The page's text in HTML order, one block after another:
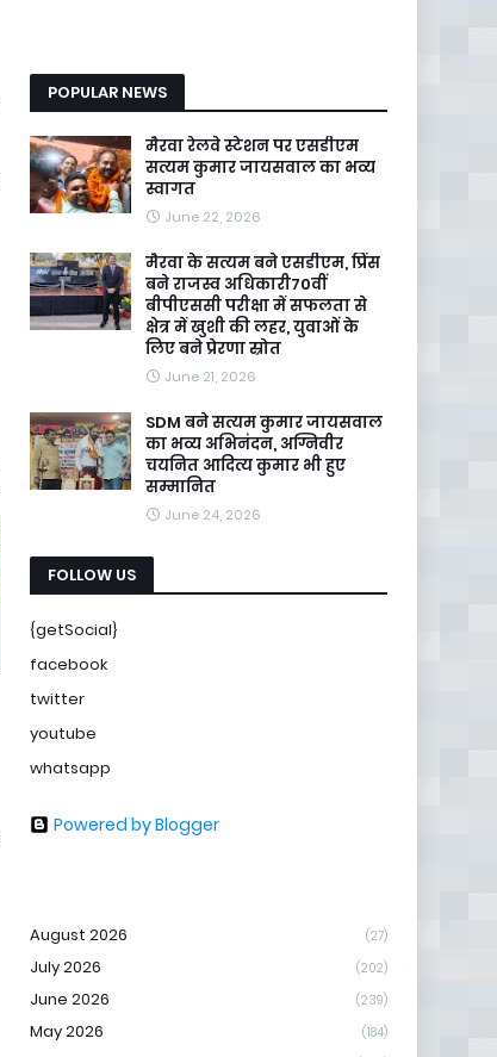
POPULAR NEWS
मैरवा रेलवे स्टेशन पर एसडीएम
सत्यम कुमार जायसवाल का भव्य
स्वागत
June 22, 2026
मैरवा के सत्यम बने एसडीएम, प्रिंस
बने राजस्व अधिकारी70वीं
बीपीएससी परीक्षा में सफलता से
क्षेत्र में खुशी की लहर, युवाओं के
लिए बने प्रेरणा स्रोत
June 21, 2026
SDM बने सत्यम कुमार जायसवाल
का भव्य अभिनंदन, अग्निवीर
चयनित आदित्य कुमार भी हुए
सम्मानित
June 24, 2026
FOLLOW US
{getSocial}
facebook
twitter
youtube
whatsapp
Powered by Blogger
August 2026 (27)
July 2026 (202)
June 2026 (239)
May 2026 (184)